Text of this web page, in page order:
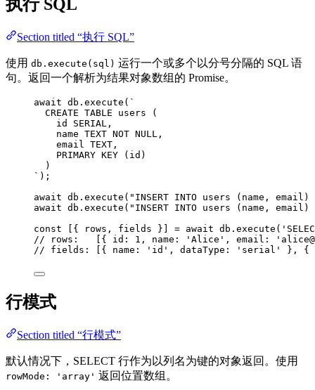
执行 SQL
Section titled “执行 SQL”
使用 db.execute(sql) 运行一个或多个以分号分隔的 SQL 语
句。返回一个解析为结果对象数组的 Promise。
await db . execute ( `
CREATE TABLE users (
id SERIAL,
name TEXT NOT NULL,
email TEXT,
PRIMARY KEY (id)
)
` );
await db . execute ( " INSERT INTO users (name,
await db . execute ( " INSERT INTO users (name,
const [{
rows , fields }] = await db . execute ( '
// rows:   [{ id: 1, name: 'Alice', email:
// fields: [{ name: 'id', dataType: 'serial' }, {
行模式
Section titled “行模式”
默认情况下，SELECT 行作为以列名为键的对象返回。使用
rowMode: 'array' 返回位置数组。